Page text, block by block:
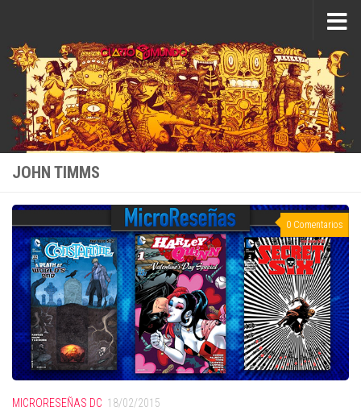
JOHN TIMMS
0 Comentarios
MICRORESEÑAS DC 18/02/2015